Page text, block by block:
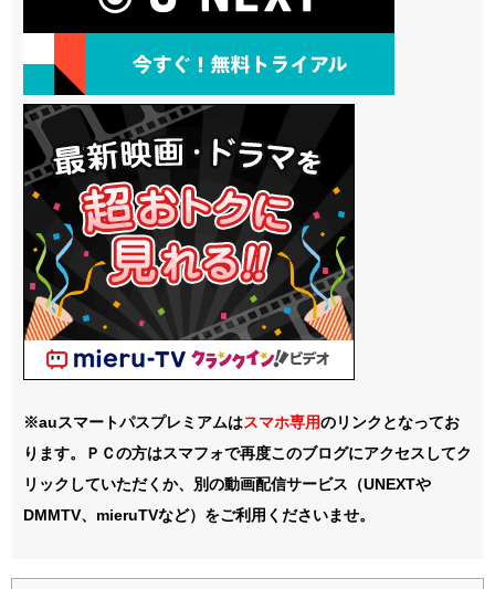
※auスマートパスプレミアムはスマホ専用のリンクとなってお
ります。ＰＣの方はスマフォで再度このブログにアクセスしてク
リックしていただくか、別の動画配信サービス（UNEXTや
DMMTV、mieruTVなど）をご利用くださいませ。